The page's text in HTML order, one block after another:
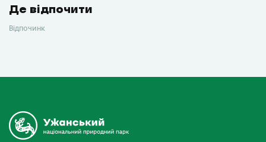
Де відпочити
Відпочинк